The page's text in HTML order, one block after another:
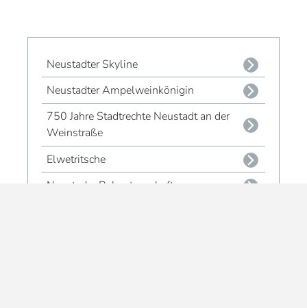
Neustadter Skyline
Neustadter Ampelweinkönigin
750 Jahre Stadtrechte Neustadt an der
Weinstraße
Elwetritsche
Neustader Rebpatenschaft